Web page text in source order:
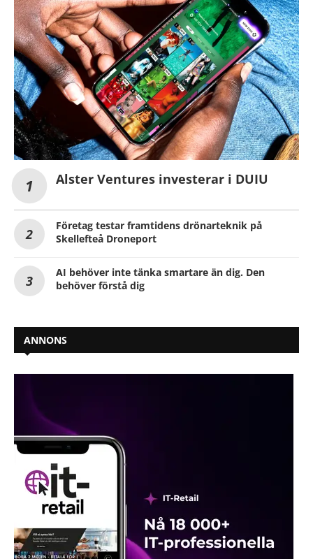
Alster Ventures investerar i DUIU
Företag testar framtidens drönarteknik på
Skellefteå Droneport
AI behöver inte tänka smartare än dig. Den
behöver förstå dig
ANNONS